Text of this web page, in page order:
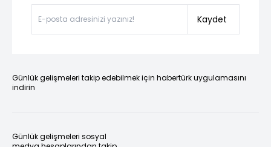
Kaydet
Günlük gelişmeleri takip edebilmek için habertürk uygulamasını
indirin
Günlük gelişmeleri sosyal